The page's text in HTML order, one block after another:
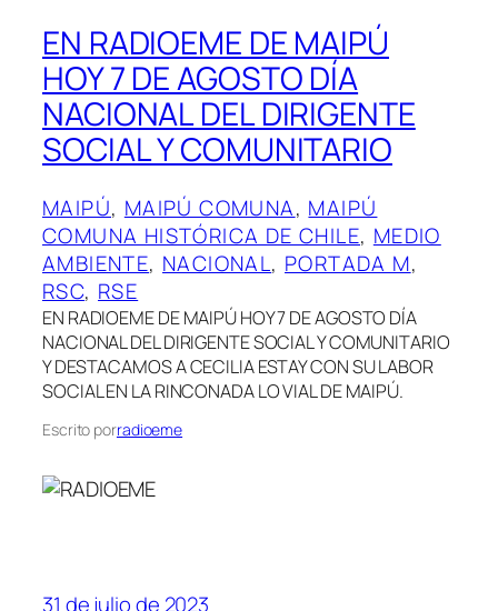
EN RADIOEME DE MAIPÚ
HOY 7 DE AGOSTO DÍA
NACIONAL DEL DIRIGENTE
SOCIAL Y COMUNITARIO
MAIPÚ, MAIPÚ COMUNA, MAIPÚ
COMUNA HISTÓRICA DE CHILE, MEDIO
AMBIENTE, NACIONAL, PORTADA M
RSC, RSE
EN RADIOEME DE MAIPÚ HOY 7 DE AGOSTO DÍA
NACIONAL DEL DIRIGENTE SOCIAL Y COMUNITARIO
Y DESTACAMOS A CECILIA ESTAY CON SU LABOR
SOCIAL EN LA RINCONADA LO VIAL DE MAIPÚ.
Escrito porradioeme
31 de julio de 2023